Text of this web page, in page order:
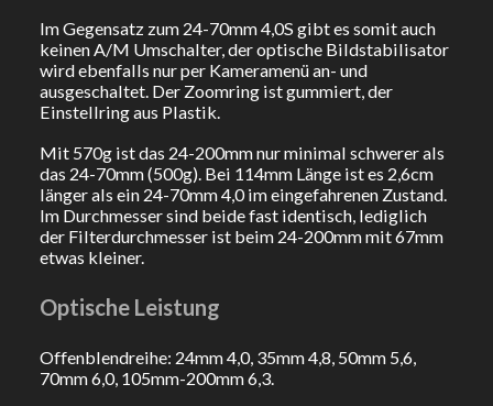
Im Gegensatz zum 24-70mm 4,0S gibt es somit auch
keinen A/M Umschalter, der optische Bildstabilisator
wird ebenfalls nur per Kameramenü an- und
ausgeschaltet. Der Zoomring ist gummiert, der
Einstellring aus Plastik.
Mit 570g ist das 24-200mm nur minimal schwerer als
das 24-70mm (500g). Bei 114mm Länge ist es 2,6cm
länger als ein 24-70mm 4,0 im eingefahrenen Zustand.
Im Durchmesser sind beide fast identisch, lediglich
der Filterdurchmesser ist beim 24-200mm mit 67mm
etwas kleiner.
Optische Leistung
Offenblendreihe: 24mm 4,0, 35mm 4,8, 50mm 5,6,
70mm 6,0, 105mm-200mm 6,3.